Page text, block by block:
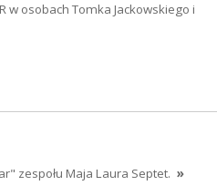
w osobach Tomka Jackowskiego i
zespołu Maja Laura Septet. »